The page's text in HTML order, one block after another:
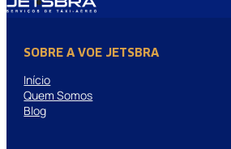
SOBRE A VOE JETSBRA
Início
Quem Somos
Blog